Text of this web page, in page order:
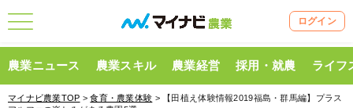
ログイン
農業ニュース 農業スキル 農業経営 採用・就農 ライフ
マイナビ農業TOP >食育・農業体験 > 【田植え体験情報2019福島・群馬編】プラス